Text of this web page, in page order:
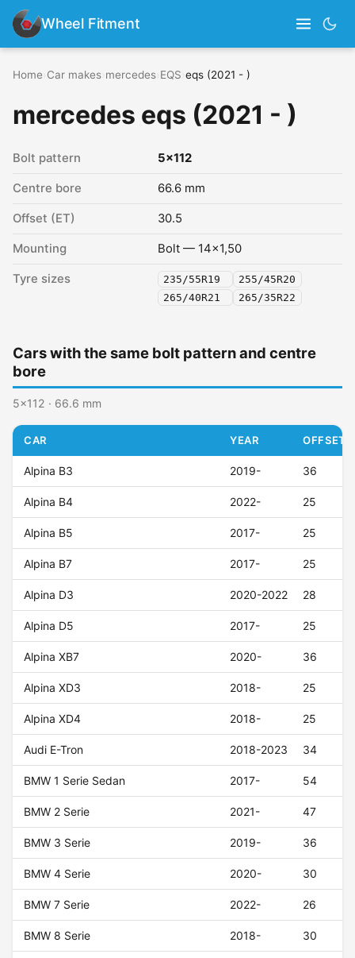
Wheel Fitment
Home Car makes mercedes EQS eqs (2021 - )
mercedes eqs (2021 - )
Bolt pattern 5x112
Centre bore 66.6 mm
Offset (ET) 30.5
Mounting Bolt — 14x1,50
Tyre sizes 235/55R19
255/45R20
265/40R21
265/35R22
Cars with the same bolt pattern and centre
bore
5x112 · 66.6 mm
CAR YEAR OFFSET
Alpina B3 2019- 36
Alpina B4 2022- 25
Alpina B5 2017- 25
Alpina B7 2017- 25
Alpina D3 2020-2022 28
Alpina D5 2017- 25
Alpina XB7 2020- 36
Alpina XD3 2018- 25
Alpina XD4 2018- 25
Audi E-Tron 2018-2023 34
BMW 1 Serie Sedan 2017- 54
BMW 2 Serie 2021- 47
BMW 3 Serie 2019- 36
BMW 4 Serie 2020- 30
BMW 7 Serie 2022- 26
BMW 8 Serie 2018- 30